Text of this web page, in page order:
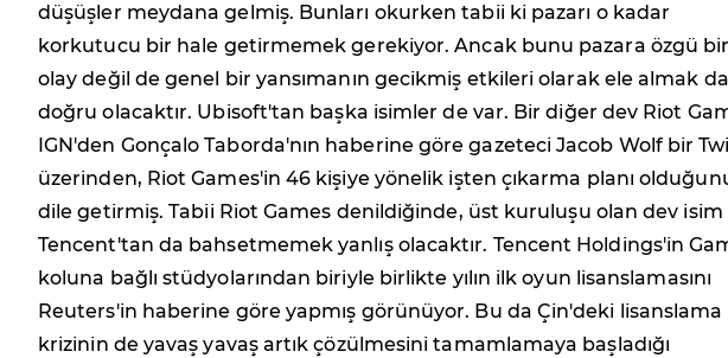
düşüşler meydana gelmiş. Bunları okurken tabii ki pazarı o kadar
korkutucu bir hale getirmemek gerekiyor. Ancak bunu pazara özgü bir
olay değil de genel bir yansımanın gecikmiş etkileri olarak ele almak
doğru olacaktır. Ubisoft'tan başka isimler de var. Bir diğer dev Riot
IGN'den Gonçalo Taborda'nın haberine göre gazeteci Jacob Wolf bir
üzerinden, Riot Games'in 46 kişiye yönelik işten çıkarma planı
dile getirmiş. Tabii Riot Games denildiğinde, üst kuruluşu olan dev isim
Tencent'tan da bahsetmemek yanlış olacaktır. Tencent Holdings'in
koluna bağlı stüdyolarından biriyle birlikte yılın ilk oyun lisanslamasını
Reuters'in haberine göre yapmış görünüyor. Bu da Çin'deki lisanslama
krizinin de yavaş yavaş artık çözülmesini tamamlamaya başladığı